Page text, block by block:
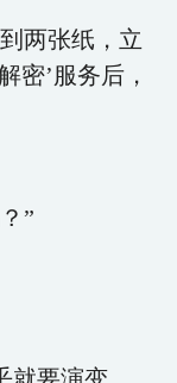
两张纸，立
密’服务后，
”